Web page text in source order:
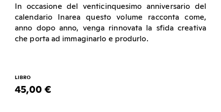
In occasione del venticinquesimo anniversario del
calendario Inarea questo volume racconta come,
anno dopo anno, venga rinnovata la sfida creativa
che porta ad immaginarlo e produrlo.
LIBRO
45,00 €